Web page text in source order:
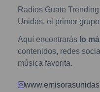
Radios Guate
Unidas, el primer
Aquí encontrarás lo
contenidos, redes
música favorita.